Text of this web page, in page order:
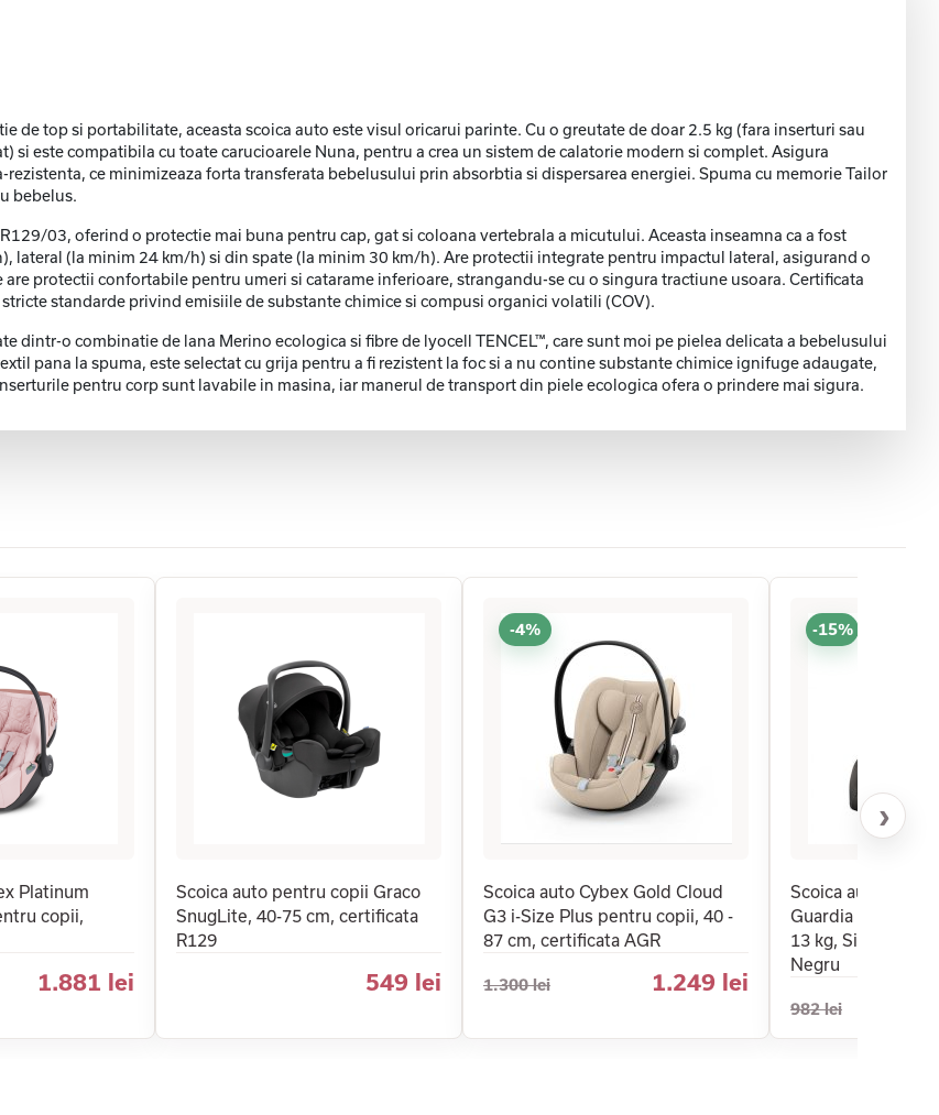
de top si portabilitate, aceasta scoica auto este visul oricarui parinte. Cu o greutate de doar 2.5 kg (fara inserturi sau
si este compatibila cu toate carucioarele Nuna, pentru a crea un sistem de calatorie modern si complet. Asigura
ce minimizeaza forta transferata bebelusului prin absorbtia si dispersarea energiei. Spuma cu memorie Tailor
bebelus.
03, oferind o protectie mai buna pentru cap, gat si coloana vertebrala a micutului. Aceasta inseamna ca a fost
lateral (la minim 24 km/h) si din spate (la minim 30 km/h). Are protectii integrate pentru impactul lateral, asigurand o
protectii confortabile pentru umeri si catarame inferioare, strangandu-se cu o singura tractiune usoara. Certificata
standarde privind emisiile de substante chimice si compusi organici volatili (COV).
dintr-o combinatie de lana Merino ecologica si fibre de lyocell TENCEL™, care sunt moi pe pielea delicata a bebelusului
pana la spuma, este selectat cu grija pentru a fi rezistent la foc si a nu contine substante chimice ignifuge adaugate,
pentru corp sunt lavabile in masina, iar manerul de transport din piele ecologica ofera o prindere mai sigura.
Platinum
copii,
1.881 lei
Scoica auto pentru copii Graco
SnugLite, 40-75 cm, certificata
R129
549 lei
-4%
Scoica auto Cybex Gold Cloud
G3 i-Size Plus pentru copii, 40 -
87 cm, certificata AGR
1.300 lei 1.249 lei
-15%
Scoica auto
Guardia
13 kg, Sistem
Negru
982 lei
›